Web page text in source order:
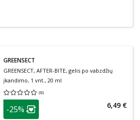
GREENSECT
GREENSECT, AFTER-BITE, gelis po vabzdžių
įkandimo, 1 vnt., 20 ml
(0)
Vidutinis įvertinimas 0.00
patarimas
Lojalumo klubo narių nuolaida
-25% 6,49 €